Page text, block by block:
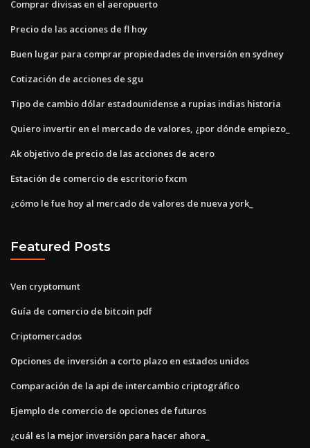
Comprar divisas en el aeropuerto
Precio de las acciones de fl hoy
Buen lugar para comprar propiedades de inversión en sydney
Cotización de acciones de sgu
Tipo de cambio dólar estadounidense a rupias indias historia
Quiero invertir en el mercado de valores, ¿por dónde empiezo_
Ak objetivo de precio de las acciones de acero
Estación de comercio de escritorio fxcm
¿cómo le fue hoy al mercado de valores de nueva york_
Featured Posts
Ven cryptomunt
Guía de comercio de bitcoin pdf
Criptomercados
Opciones de inversión a corto plazo en estados unidos
Comparación de la api de intercambio criptográfico
Ejemplo de comercio de opciones de futuros
¿cuál es la mejor inversión para hacer ahora_